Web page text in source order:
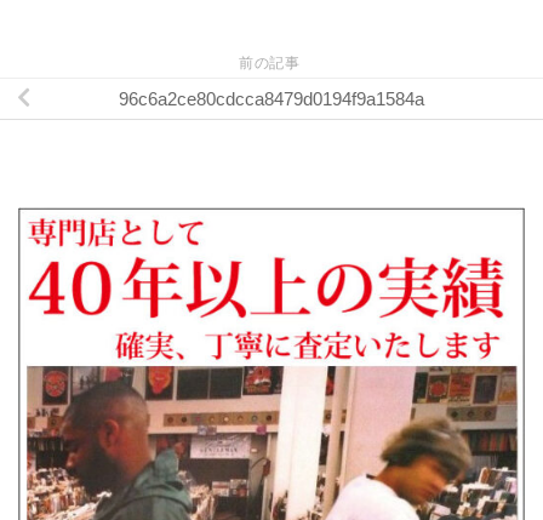
前の記事
96c6a2ce80cdcca8479d0194f9a1584a